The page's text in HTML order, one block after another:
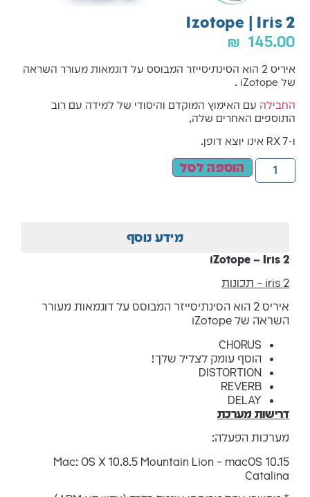
Izotope | Iris 2
₪ 145.00
איריס 2 הוא הסינתיסייזר המבוסס על דוגמאות מעורר השראה
של iZotope .
החבילה עם האימוץ המוקדם והיסודי של למידה עם רוב
התוספים האחרים שלה,
ו-RX 7 אינו יוצא דופן.
הוספה לסל
מידע נוסף
iZotope – Iris 2
iris 2 – תכונות
איריס 2 הוא הסינתיסייזר המבוסס על דוגמאות מעורר
השראה של iZotope
CHORUS
הוסף עומק לצליל שלך!
DISTORTION
REVERB
DELAY
דרישות מערכת
מערכות הפעלה:
Mac: OS X 10.8.5 Mountain Lion – macOS 10.15
Catalina